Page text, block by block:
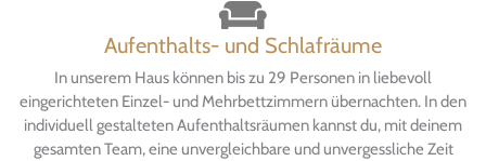
Aufenthalts- und Schlafräume
In unserem Haus können bis zu 29 Personen in liebevoll
eingerichteten Einzel- und Mehrbettzimmern übernachten. In den
individuell gestalteten Aufenthaltsräumen kannst du, mit deinem
gesamten Team, eine unvergleichbare und unvergessliche Zeit